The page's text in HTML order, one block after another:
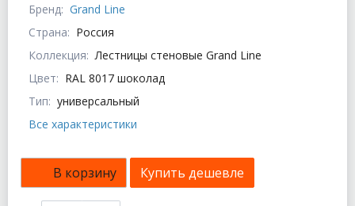
Бренд: Grand Line
Страна: Россия
Коллекция: Лестницы стеновые Grand Line
Цвет: RAL 8017 шоколад
Тип: универсальный
Все характеристики
В корзину Купить дешевле